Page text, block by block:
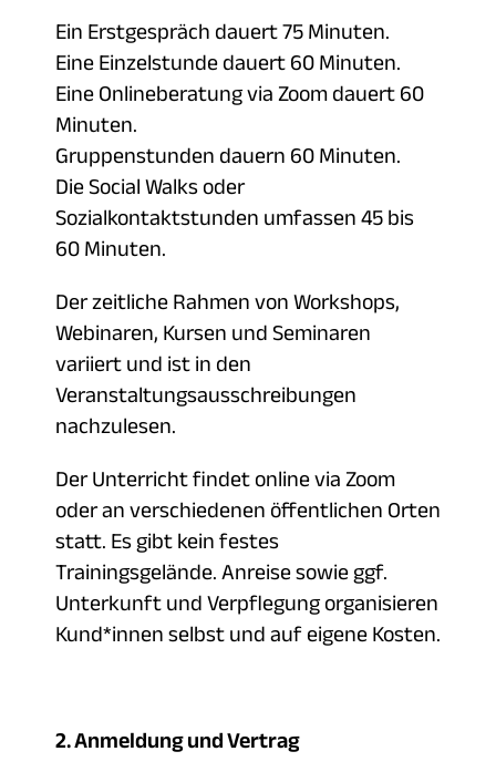
Ein Erstgespräch dauert 75 Minuten.
Eine Einzelstunde dauert 60 Minuten.
Eine Onlineberatung via Zoom dauert 60
Minuten.
Gruppenstunden dauern 60 Minuten.
Die Social Walks oder
Sozialkontaktstunden umfassen 45 bis
60 Minuten.
Der zeitliche Rahmen von Workshops,
Webinaren, Kursen und Seminaren
variiert und ist in den
Veranstaltungsausschreibungen
nachzulesen.
Der Unterricht findet online via Zoom
oder an verschiedenen öffentlichen Orten
statt. Es gibt kein festes
Trainingsgelände. Anreise sowie ggf.
Unterkunft und Verpflegung organisieren
Kund*innen selbst und auf eigene Kosten.
2. Anmeldung und Vertrag